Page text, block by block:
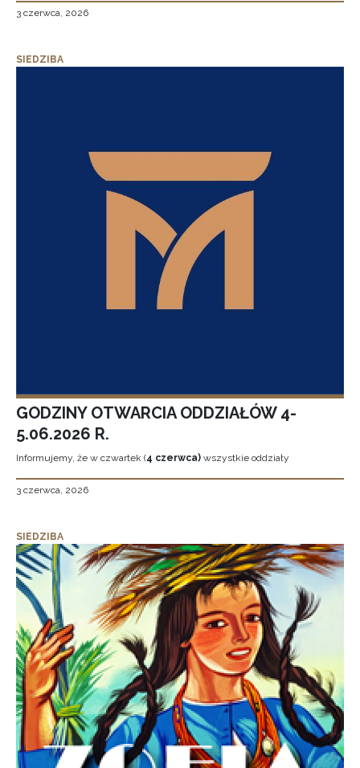
3 czerwca, 2026
SIEDZIBA
GODZINY OTWARCIA ODDZIAŁÓW 4-
5.06.2026 R.
Informujemy, że w czwartek (4 czerwca) wszystkie oddziały
3 czerwca, 2026
SIEDZIBA